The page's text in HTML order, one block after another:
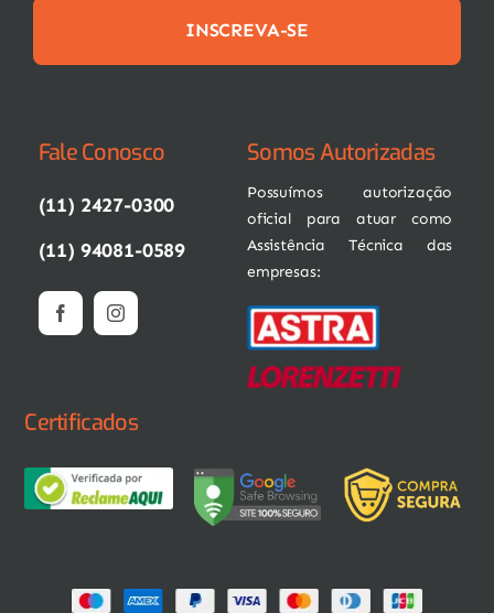
INSCREVA-SE
Fale Conosco
(11) 2427-0300
(11) 94081-0589
Somos Autorizadas
Possuímos autorização
oficial para atuar como
Assistência Técnica das
empresas:
Certificados